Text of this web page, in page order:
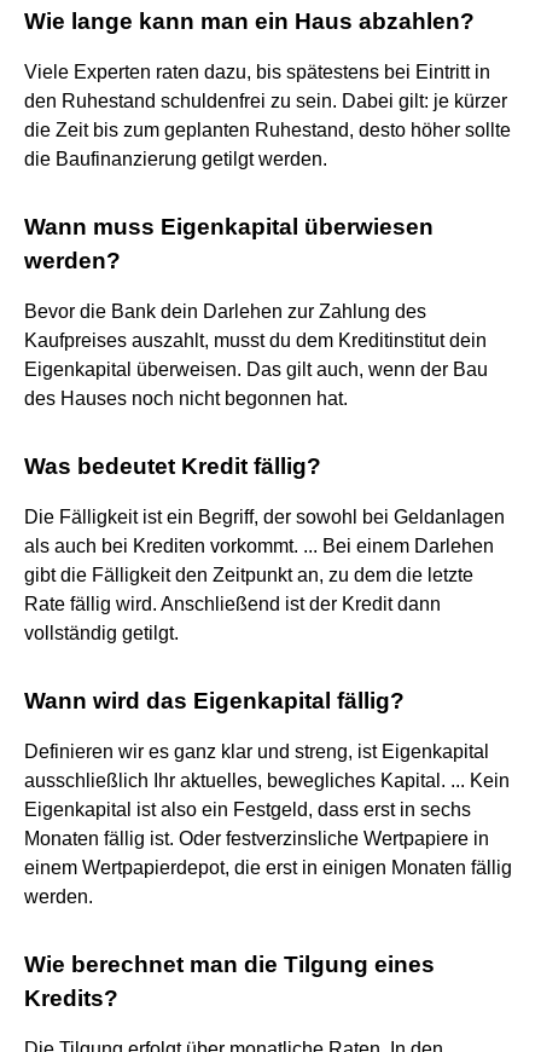
Wie lange kann man ein Haus abzahlen?
Viele Experten raten dazu, bis spätestens bei Eintritt in
den Ruhestand schuldenfrei zu sein. Dabei gilt: je kürzer
die Zeit bis zum geplanten Ruhestand, desto höher sollte
die Baufinanzierung getilgt werden.
Wann muss Eigenkapital überwiesen
werden?
Bevor die Bank dein Darlehen zur Zahlung des
Kaufpreises auszahlt, musst du dem Kreditinstitut dein
Eigenkapital überweisen. Das gilt auch, wenn der Bau
des Hauses noch nicht begonnen hat.
Was bedeutet Kredit fällig?
Die Fälligkeit ist ein Begriff, der sowohl bei Geldanlagen
als auch bei Krediten vorkommt. ... Bei einem Darlehen
gibt die Fälligkeit den Zeitpunkt an, zu dem die letzte
Rate fällig wird. Anschließend ist der Kredit dann
vollständig getilgt.
Wann wird das Eigenkapital fällig?
Definieren wir es ganz klar und streng, ist Eigenkapital
ausschließlich Ihr aktuelles, bewegliches Kapital. ... Kein
Eigenkapital ist also ein Festgeld, dass erst in sechs
Monaten fällig ist. Oder festverzinsliche Wertpapiere in
einem Wertpapierdepot, die erst in einigen Monaten fällig
werden.
Wie berechnet man die Tilgung eines
Kredits?